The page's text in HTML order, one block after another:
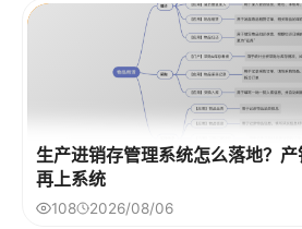
生产进销存管理系统怎么落地？
再上系统
108 2026/08/06